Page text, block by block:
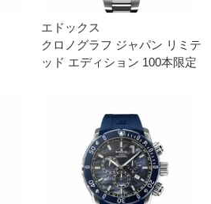
エドックス
クロノグラフ ジャパン リミテ
ッド エディション 100本限定